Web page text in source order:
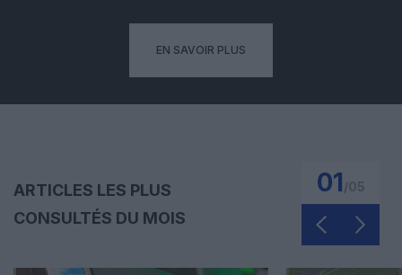
EN SAVOIR PLUS
ARTICLES LES PLUS
CONSULTÉS DU MOIS
01